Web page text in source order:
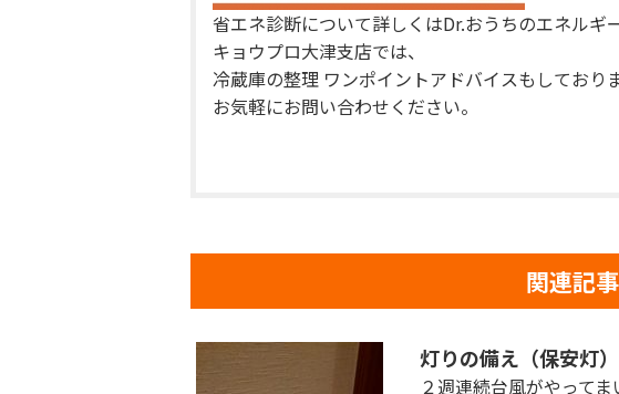
省エネ診断について詳しくはDr.おうちのエネルギ
キョウプロ大津支店では、
冷蔵庫の整理 ワンポイントアドバイスもしておりま
お気軽にお問い合わせください。
関連記事
灯りの備え（保安灯）
２週連続台風がやって